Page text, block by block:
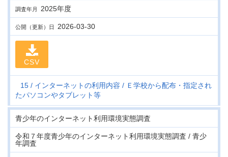
調査年月 2025年度
公開（更新）日 2026-03-30
CSV
15 インターネットの利用内容
Ｅ学校から配布・指定され
たパソコンやタブレット等
青少年のインターネット利用環境実態調査
令和７年度青少年のインターネット利用環境実態調査 / 青少
年調査